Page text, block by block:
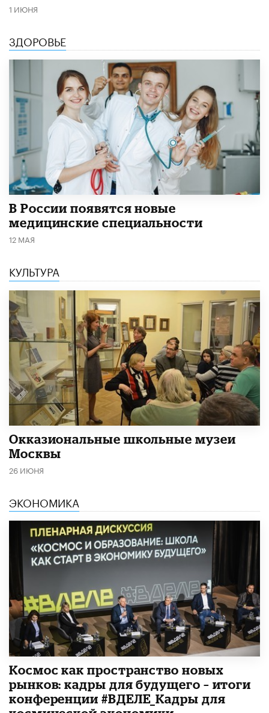
1 ИЮНЯ
ЗДОРОВЬЕ
В России появятся новые
медицинские специальности
12 МАЯ
КУЛЬТУРА
​Окказиональные школьные музеи
Москвы
26 ИЮНЯ
ЭКОНОМИКА
Космос как пространство новых
рынков: кадры для будущего – итоги
конференции #ВДЕЛЕ_Кадры для